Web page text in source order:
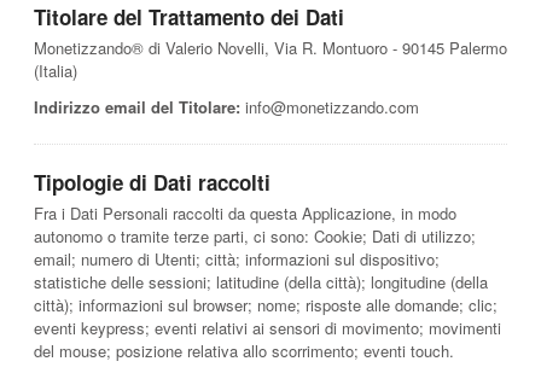
Titolare del Trattamento dei Dati
Monetizzando® di Valerio Novelli, Via R. Montuoro - 90145 Palermo
(Italia)
Indirizzo email del Titolare: info@monetizzando.com
Tipologie di Dati raccolti
Fra i Dati Personali raccolti da questa Applicazione, in modo
autonomo o tramite terze parti, ci sono: Cookie; Dati di utilizzo;
email; numero di Utenti; città; informazioni sul dispositivo;
statistiche delle sessioni; latitudine (della città); longitudine (della
città); informazioni sul browser; nome; risposte alle domande; clic;
eventi keypress; eventi relativi ai sensori di movimento; movimenti
del mouse; posizione relativa allo scorrimento; eventi touch.